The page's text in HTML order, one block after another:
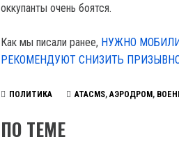
оккупанты очень боятся.
Как мы писали ранее, НУЖНО
РЕКОМЕНДУЮТ СНИЗИТЬ
ПОЛИТИКА ATACMS, АЭРОДРОМ,
ПО ТЕМЕ